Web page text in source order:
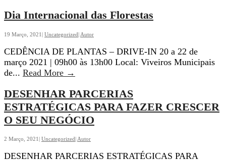
e
de
Correios
CONTROLO
PRAGA
PSILA-
AFRICANA-
DOS-
CITRINOS
Dia Internacional das Florestas
19 Março, 2021| Uncategorized| Autor
CEDÊNCIA DE PLANTAS – DRIVE-IN 20 a 22 de
março 2021 | 09h00 às 13h00 Local: Viveiros Municipais
de... Read More →
das
Florestas
DESENHAR PARCERIAS
ESTRATÉGICAS PARA FAZER CRESCER
O SEU NEGÓCIO
2 Março, 2021| Uncategorized| Autor
DESENHAR PARCERIAS ESTRATÉGICAS PARA